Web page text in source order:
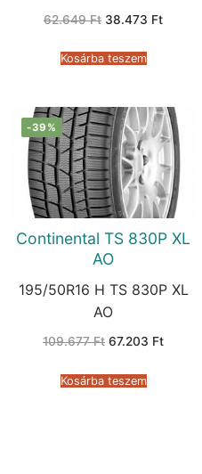
62.649Ft Original
62.649 Ft.
38.473 FtCurrent
Kosárba teszem
-39%
Continental TS 830P XL
AO
195/50R16 H TS 830P XL
AO
109.677Ft Original
109.677 Ft.
67.203 FtCurrent
Kosárba teszem